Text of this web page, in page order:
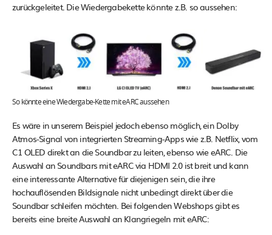
zurückgeleitet. Die Wiedergabekette könnte z.B. so aussehen:
So könnte eine Wiedergabe-Kette mit eARC aussehen
Es wäre in unserem Beispiel jedoch ebenso möglich, ein Dolby
Atmos-Signal von integrierten Streaming-Apps wie z.B. Netflix, vom
C1 OLED direkt an die Soundbar zu leiten, ebenso wie eARC. Die
Auswahl an Soundbars mit eARC via HDMI 2.0 ist breit und kann
eine interessante Alternative für diejenigen sein, die ihre
hochauflösenden Bildsignale nicht unbedingt direkt über die
Soundbar schleifen möchten. Bei folgenden Webshops gibt es
bereits eine breite Auswahl an Klangriegeln mit eARC: